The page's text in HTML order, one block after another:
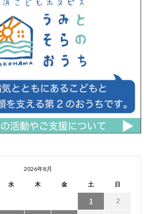
2026年8月
水 木 金 土 日
1 2